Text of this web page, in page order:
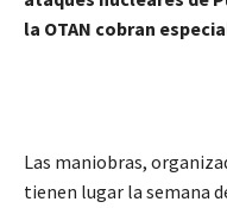
la OTAN cobran
Las maniobras,
tienen lugar la semana